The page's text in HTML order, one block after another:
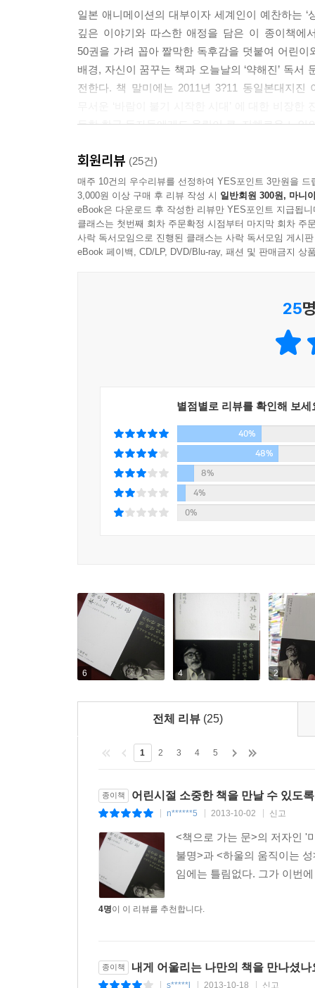
일본 애니메이션의 대부이자 세계인이 예찬하는
깊은 이야기와 따스한 애정을 담은 이 종이책에
50권을 가려 꼽아 짤막한 독후감을 덧붙여 어린
배경, 자신이 꿈꾸는 책과 오늘날의 ‘약해진’ 독서
전한다. 책 말미에는 2011년 3?11 동일본대지
듯한 한국 독자들에게도 울림이 큰, 지혜로운 노
미야자키 하야오의 상상력의 원천, ‘소중한 한 권
‘책으로 가는 문’이 있다면, 그곳으로 가는 지도
미야자키 하야오를 꼽는 사람이 많을 것 같다!
지난 8월 5일에 일본의 지성을 상징하는 출판사
신뢰를 부여하는 일본의 지적 자산이다. 이와나
새로운 시대의 일본 소년소녀들에게 커다란
『책으로 가는 문』(本へのとびら)은 2010년
건넸다. 이 추천사(즉 이 책의 원본)들을 모아 전
이와나미쇼텐의 제5대 사장을 맡고 있는 야마구
이와나미 소년문고 가운데 자신이 좋아했던 작품
넘은 옛날에 나온 작품이었습니다. 결국 좋은 책
성실하고 용기 있게 살아가는 사람들의 이야기
등, 비행과 모험에 대한 동경을 담은 『플램바
독자들에겐 낯설 『일본영이기』나 하야오 본인
사람』 등 독특한 책도 들어 있다. 하야오는 추천
『톰 소여의 모험』이 그리는 ‘자유’를 재발견
아이들은 물론 어른들도 즐겨 읽을 수 있는 순
바꿀 수 없었던 ‘책 읽는 재미’를 전한다. 그리고
보지 말고 꼭 책으로 먼저 만나라고 당부한다(
나라와 나와 너의 경계가 사라지는 걸까?
무서운 ‘바람이 부는 시대’, 3?11 이후 어린이와
『책으로 가는 문』의 2부는 두 개의 에세이로
애니메이션 제작 현장과 책읽기의 영향, 매료되
책을 비롯해 소년문고를 빌려보던 세책점(오늘
상황을 염려하며, 생생한 세계에 접근하기 위
충분하다고 말한다.
회원리뷰 (25건)
매주 10건의 우수리뷰를 선정하여 YES포인트 3만원을 드
3,000원 이상 구매 후 리뷰 작성 시 일반회원 300원, 마니
eBook은 다운로드 후 작성한 리뷰만 YES포인트 지급됩니
클래스는 첫번째 회차 주문확정 시점부터 마지막 회차 주
사락 독서모임으로 진행된 클래스는 사락 독서모임 게시
eBook 페이백, CD/LP, DVD/Blu-ray, 패션 및 판매금지 상
25
별점별로 리뷰를 확인해 보세
40%
48%
8%
4%
0%
6 4 2
전체 리뷰 (25)
1 2 3 4 5
종이책 어린시절 소중한 책을 만날 수 있도
n******5 2013-10-02 신고
<책으로 가는 문>의 저자인 '
불명>과 <하울의 움직이는
임에는 틀림없다. 그가 이번
4명이 이 리뷰를 추천합니다.
종이책 내게 어울리는 나만의 책을 만나셨나
s*****l 2013-10-18 신고